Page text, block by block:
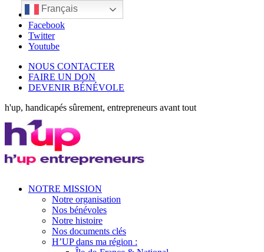
LinkedIn
Facebook
Twitter
Youtube
NOUS CONTACTER
FAIRE UN DON
DEVENIR BÉNÉVOLE
h'up, handicapés sûrement, entrepreneurs avant tout
NOTRE MISSION
Notre organisation
Nos bénévoles
Notre histoire
Nos documents clés
H’UP dans ma région :
Français